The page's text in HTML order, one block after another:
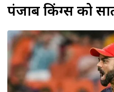
पंजाब किंग्स को